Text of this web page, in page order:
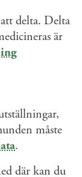
delta. Delta
är
måste
.
där kan du